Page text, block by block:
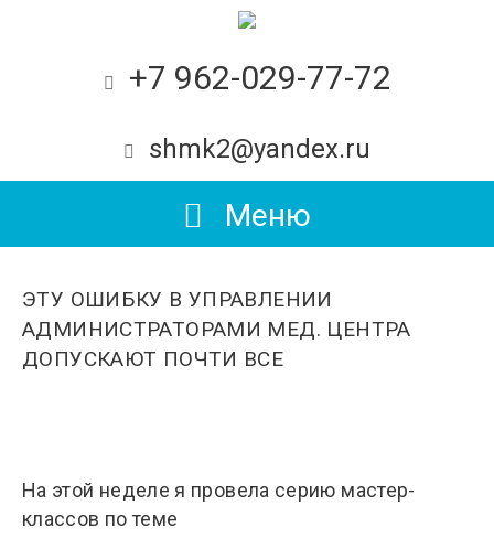
+7 962-029-77-72
shmk2@yandex.ru
Меню
ЭТУ ОШИБКУ В УПРАВЛЕНИИ
АДМИНИСТРАТОРАМИ МЕД. ЦЕНТРА
ДОПУСКАЮТ ПОЧТИ ВСЕ
На этой неделе я провела серию мастер-
классов по теме